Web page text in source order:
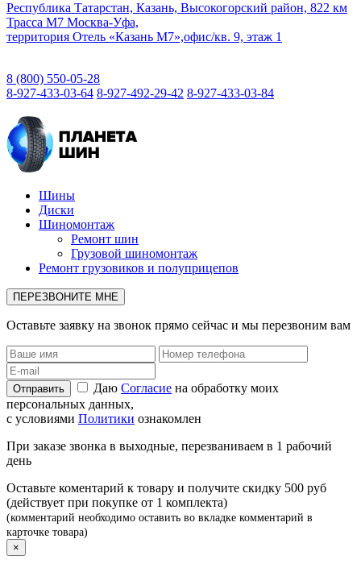
Республика Татарстан, Казань, Высокогорский район, 822 км
Трасса М7 Москва-Уфа,
территория Отель «Казань М7»,офис/кв. 9, этаж 1
8 (800) 550-05-28
8-927-433-03-64 8-927-492-29-42 8-927-433-03-84
Шины
Диски
Шиномонтаж
Ремонт шин
Грузовой шиномонтаж
Ремонт грузовиков и полуприцепов
ПЕРЕЗВОНИТЕ МНЕ
Оставьте заявку на звонок прямо сейчас и мы перезвоним вам
Даю Согласие на обработку моих
персональных данных,
с условиями Политики ознакомлен
При заказе звонка в выходные, перезваниваем в 1 рабочий
день
Оставьте коментарий к товару и получите скидку 500 руб
(действует при покупке от 1 комплекта)
(комментарий необходимо оставить во вкладке комментарий в
карточке товара)
×